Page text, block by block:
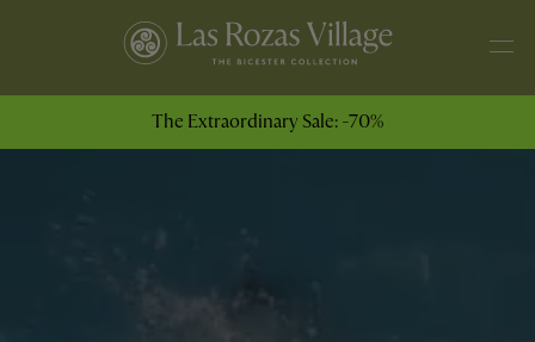
The Extraordinary Sale: -70%